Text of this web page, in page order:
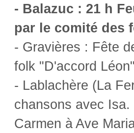
- Balazuc : 21 h
par le comité des
- Gravières : Fête
folk "D'accord
- Lablachère (La
chansons avec
Carmen à Ave